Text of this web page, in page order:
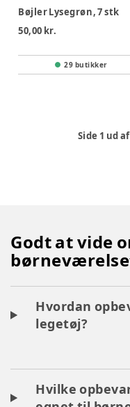
Bøjler Lysegrøn, 7 stk
50,00 kr.
29 butikker
Side 1 ud af
Godt at vide
Hvordan
legetøj?
Hvilke